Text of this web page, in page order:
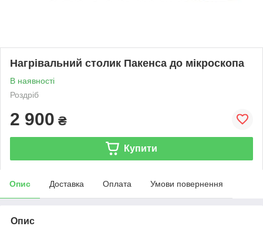
Нагрівальний столик Пакенса до мікроскопа
В наявності
Роздріб
2 900 ₴
Купити
Опис Доставка Оплата Умови повернення
Опис